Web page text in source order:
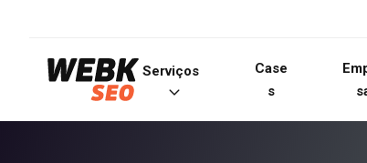
Serviços
Case
s